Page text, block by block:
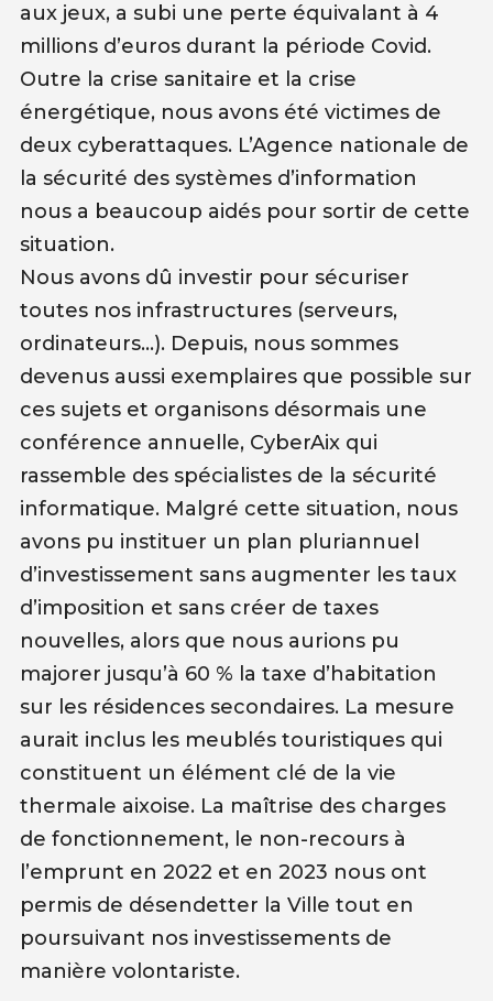
aux jeux, a subi une perte équivalant à 4
millions d’euros durant la période Covid.
Outre la crise sanitaire et la crise
énergétique, nous avons été victimes de
deux cyberattaques. L’Agence nationale de
la sécurité des systèmes d’information
nous a beaucoup aidés pour sortir de cette
situation.
Nous avons dû investir pour sécuriser
toutes nos infrastructures (serveurs,
ordinateurs…). Depuis, nous sommes
devenus aussi exemplaires que possible sur
ces sujets et organisons désormais une
conférence annuelle, CyberAix qui
rassemble des spécialistes de la sécurité
informatique. Malgré cette situation, nous
avons pu instituer un plan pluriannuel
d’investissement sans augmenter les taux
d’imposition et sans créer de taxes
nouvelles, alors que nous aurions pu
majorer jusqu’à 60 % la taxe d’habitation
sur les résidences secondaires. La mesure
aurait inclus les meublés touristiques qui
constituent un élément clé de la vie
thermale aixoise. La maîtrise des charges
de fonctionnement, le non-recours à
l’emprunt en 2022 et en 2023 nous ont
permis de désendetter la Ville tout en
poursuivant nos investissements de
manière volontariste.